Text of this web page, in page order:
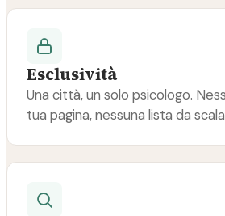
Esclusività
Una città, un solo psicologo.
tua pagina, nessuna lista da